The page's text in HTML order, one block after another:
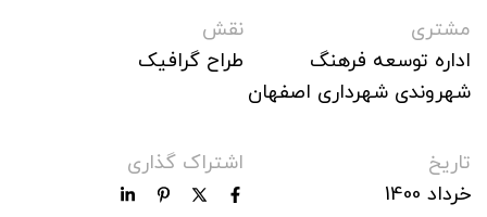
مشتری
اداره توسعه فرهنگ
شهروندی شهرداری اصفهان
نقش
طراح گرافیک
تاریخ
خرداد 1400
اشتراک گذاری